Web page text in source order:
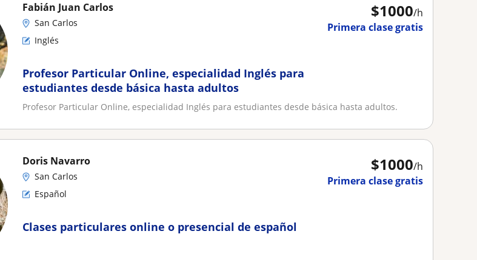
$1000/h
Primera clase gratis
Fabián Juan Carlos
San Carlos
Inglés
Profesor Particular Online, especialidad Inglés para
estudiantes desde básica hasta adultos
Profesor Particular Online, especialidad Inglés para estudiantes desde básica hasta adultos.
$1000/h
Primera clase gratis
Doris Navarro
San Carlos
Español
Clases particulares online o presencial de español